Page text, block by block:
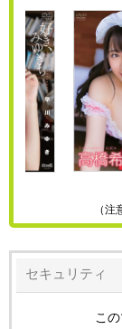
（
セキュリティ
こ